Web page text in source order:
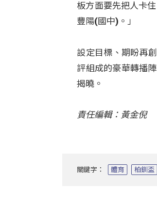
板方面要先把人卡
豐陽(國中)。」
設定目標、期盼再
評組成的豪華轉播
揭曉。
責任編輯：黃金倪
關鍵字： 體育 柏釧盃